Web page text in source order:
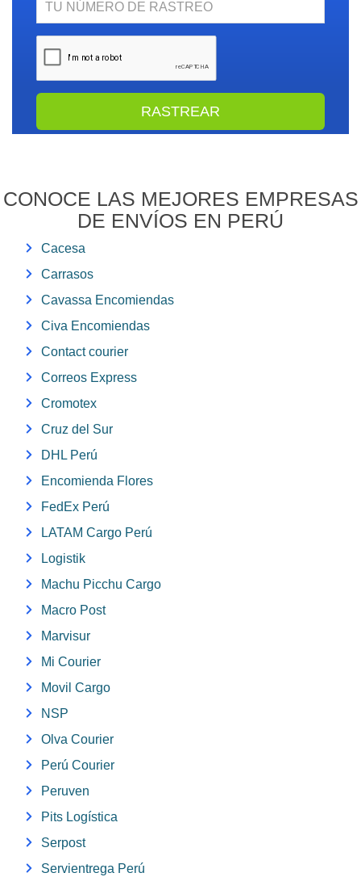
CONOCE LAS MEJORES EMPRESAS
DE ENVÍOS EN PERÚ
Cacesa
Carrasos
Cavassa Encomiendas
Civa Encomiendas
Contact courier
Correos Express
Cromotex
Cruz del Sur
DHL Perú
Encomienda Flores
FedEx Perú
LATAM Cargo Perú
Logistik
Machu Picchu Cargo
Macro Post
Marvisur
Mi Courier
Movil Cargo
NSP
Olva Courier
Perú Courier
Peruven
Pits Logística
Serpost
Servientrega Perú